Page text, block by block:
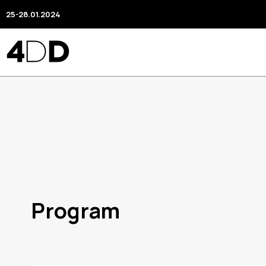
25-28.01.2024
Program